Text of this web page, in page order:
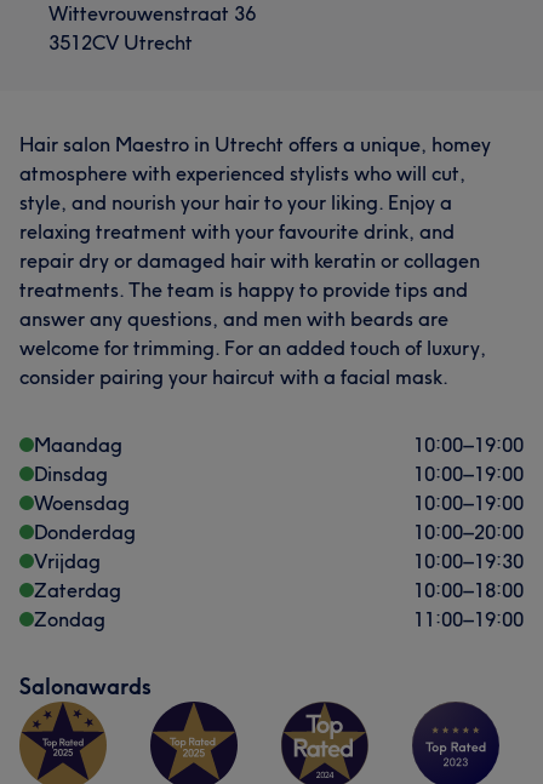
Wittevrouwenstraat 36
3512CV Utrecht
Hair salon Maestro in Utrecht offers a unique, homey
atmosphere with experienced stylists who will cut,
style, and nourish your hair to your liking. Enjoy a
relaxing treatment with your favourite drink, and
repair dry or damaged hair with keratin or collagen
treatments. The team is happy to provide tips and
answer any questions, and men with beards are
welcome for trimming. For an added touch of luxury,
consider pairing your haircut with a facial mask.
Maandag 10:00–19:00
Dinsdag
10:00–19:00
Woensdag
10:00–19:00
Donderdag
10:00–20:00
Vrijdag
10:00–19:30
Zaterdag
10:00–18:00
Zondag
11:00–19:00
Salonawards